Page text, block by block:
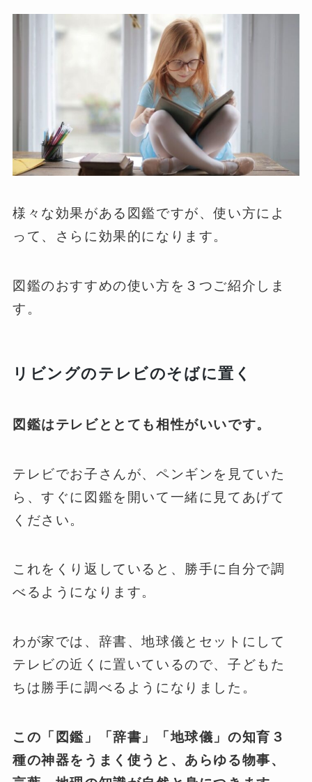
様々な効果がある図鑑ですが、使い方によ
って、さらに効果的になります。
図鑑のおすすめの使い方を３つご紹介しま
す。
リビングのテレビのそばに置く
図鑑はテレビととても相性がいいです。
テレビでお子さんが、ペンギンを見ていた
ら、すぐに図鑑を開いて一緒に見てあげて
ください。
これをくり返していると、勝手に自分で調
べるようになります。
わが家では、辞書、地球儀とセットにして
テレビの近くに置いているので、子どもた
ちは勝手に調べるようになりました。
この「図鑑」「辞書」「地球儀」の知育３
種の神器をうまく使うと、あらゆる物事、